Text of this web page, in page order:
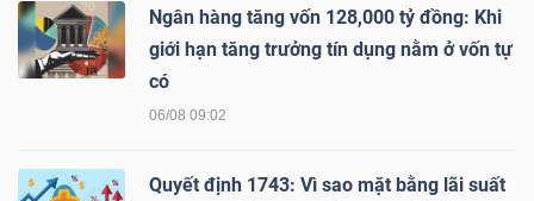
Ngân hàng tăng vốn 128,000 tỷ đồng: Khi
giới hạn tăng trưởng tín dụng nằm ở vốn tự
có
06/08 09:02
Quyết định 1743: Vì sao mặt bằng lãi suất
chính